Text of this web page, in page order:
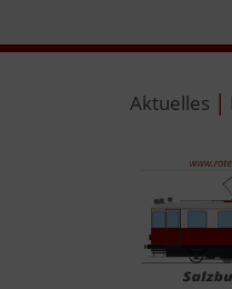
Aktuelles |